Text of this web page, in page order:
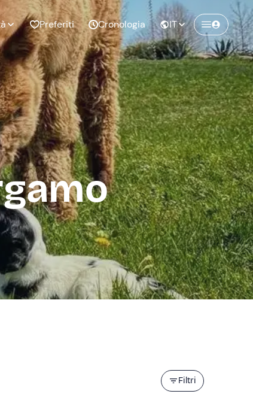
Compleanno
Addio al
nubilato
Preferiti Cronologia IT
Filtri
Crea un account Freedome
Unisciti a una community di avventurieri
come te e colleziona ricordi indimenticabili!
Continua con l'email